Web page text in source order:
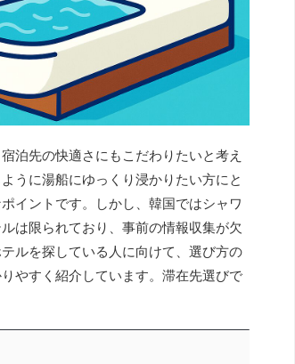
泊先の快適さにもこだわりたいと考え
うに湯船にゆっくり浸かりたい方にと
イントです。しかし、韓国ではシャワ
は限られており、事前の情報収集が欠
ルを探している人に向けて、選び方の
やすく紹介しています。滞在先選びで